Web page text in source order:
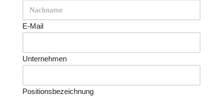
E-Mail
Unternehmen
Positionsbezeichnung